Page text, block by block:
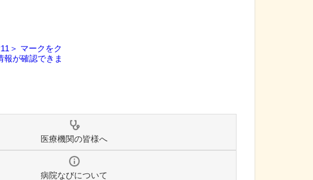
医療機関の皆様へ
病院なびについて